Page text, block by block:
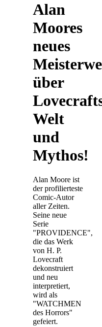
Alan
Moores
neues
über
Welt
und
Mythos!
Alan Moore ist
der profilierteste
Comic-Autor
aller Zeiten.
Seine neue
Serie
"PROVIDENCE",
die das Werk
von H. P.
Lovecraft
dekonstruiert
und neu
interpretiert,
wird als
"WATCHMEN
des Horrors"
gefeiert.